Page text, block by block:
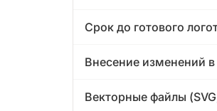
Срок до готового
Внесение изменений в
Векторные файлы